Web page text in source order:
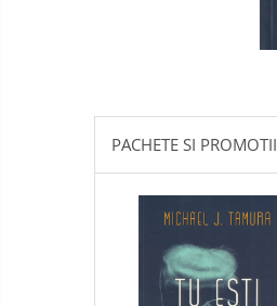
PACHETE SI PROMOTII